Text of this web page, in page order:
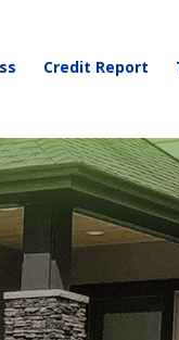
Credit Report